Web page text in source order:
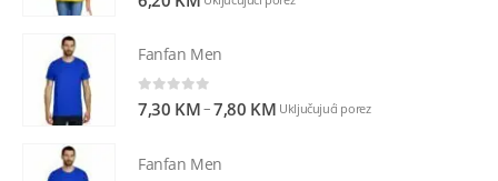
Fanfan Men
0out of 5
7,30 KM–7,80 KM Uključujući porez
Fanfan Men